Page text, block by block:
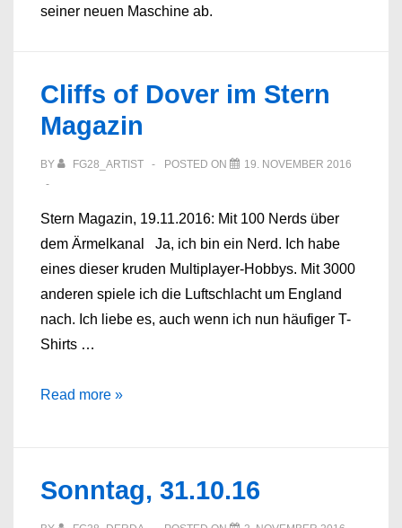
seiner neuen Maschine ab.
Cliffs of Dover im Stern
Magazin
BY FG28_ARTIST POSTED ON 19. NOVEMBER 2016
Stern Magazin, 19.11.2016: Mit 100 Nerds über
dem Ärmelkanal Ja, ich bin ein Nerd. Ich habe
eines dieser kruden Multiplayer-Hobbys. Mit 3000
anderen spiele ich die Luftschlacht um England
nach. Ich liebe es, auch wenn ich nun häufiger T-
Shirts …
Cliffs
Stern
Magazin
Read more »
Sonntag, 31.10.16